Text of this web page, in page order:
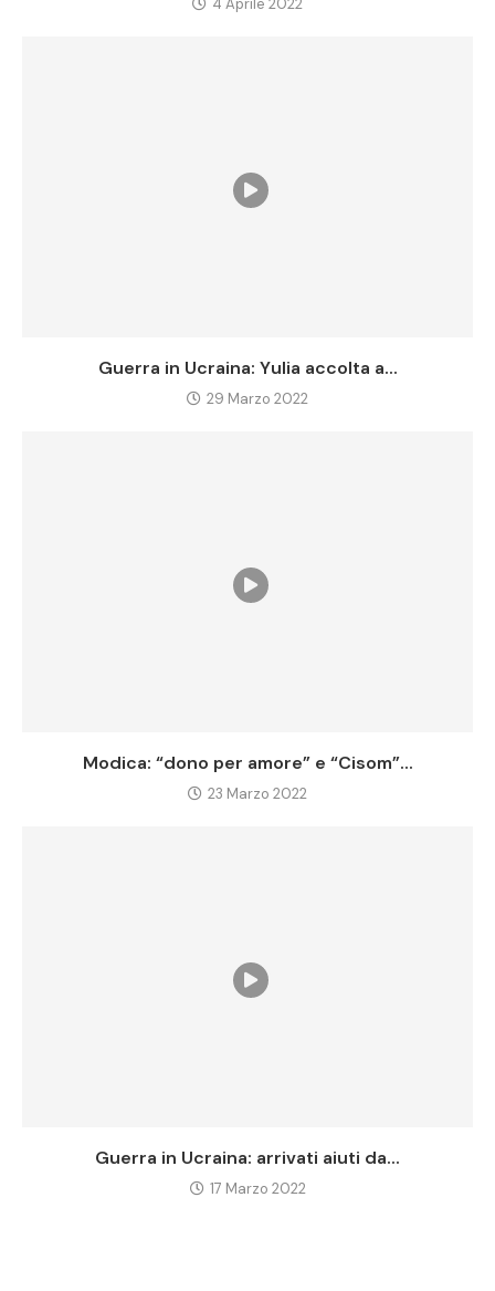
4 Aprile 2022
Guerra in Ucraina: Yulia accolta a...
29 Marzo 2022
Modica: “dono per amore” e “Cisom”...
23 Marzo 2022
Guerra in Ucraina: arrivati aiuti da...
17 Marzo 2022